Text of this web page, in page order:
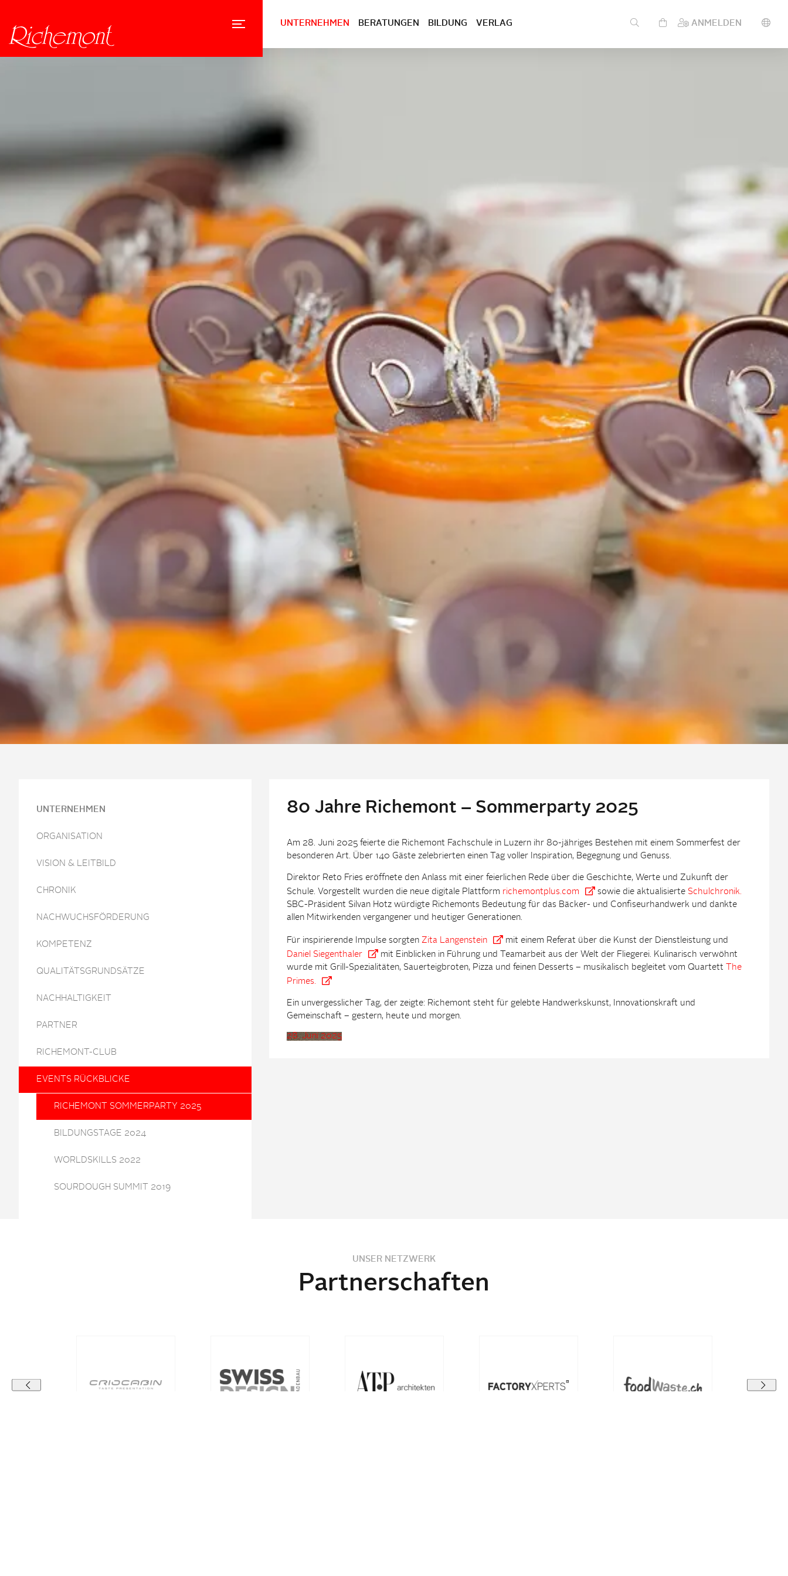
UNTERNEHMEN BERATUNGEN BILDUNG VERLAG ANMELDEN
UNTERNEHMEN
ORGANISATION
VISION & LEITBILD
CHRONIK
NACHWUCHSFÖRDERUNG
KOMPETENZ
QUALITÄTSGRUNDSÄTZE
NACHHALTIGKEIT
PARTNER
RICHEMONT-CLUB
EVENTS RÜCKBLICKE
RICHEMONT SOMMERPARTY 2025
BILDUNGSTAGE 2024
WORLDSKILLS 2022
SOURDOUGH SUMMIT 2019
80 Jahre Richemont – Sommerparty 2025
Am 28. Juni 2025 feierte die Richemont Fachschule in Luzern ihr 80-jähriges Bestehen mit einem Sommerfest der
besonderen Art. Über 140 Gäste zelebrierten einen Tag voller Inspiration, Begegnung und Genuss.
Direktor Reto Fries eröffnete den Anlass mit einer feierlichen Rede über die Geschichte, Werte und Zukunft der
Schule. Vorgestellt wurden die neue digitale Plattform richemontplus.com sowie die aktualisierte Schulchronik.
SBC-Präsident Silvan Hotz würdigte Richemonts Bedeutung für das Bäcker- und Confiseurhandwerk und dankte
allen Mitwirkenden vergangener und heutiger Generationen.
Für inspirierende Impulse sorgten Zita Langenstein
mit einem Referat über die Kunst der Dienstleistung und
Daniel Siegenthaler
mit Einblicken in Führung und Teamarbeit aus der Welt der Fliegerei. Kulinarisch verwöhnt
wurde mit Grill-Spezialitäten, Sauerteigbroten, Pizza und feinen Desserts – musikalisch begleitet vom Quartett
The
Primes.
Ein unvergesslicher Tag, der zeigte: Richemont steht für gelebte Handwerkskunst, Innovationskraft und
Gemeinschaft – gestern, heute und morgen.
28. Juni 2025
UNSER NETZWERK
Partnerschaften